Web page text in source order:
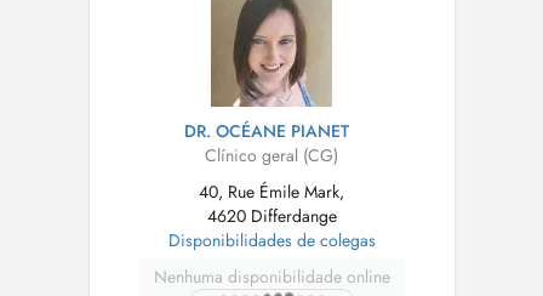
DR. OCÉANE PIANET
Clínico geral (CG)
40, Rue Émile Mark,
4620 Differdange
Disponibilidades de colegas
Nenhuma disponibilidade online